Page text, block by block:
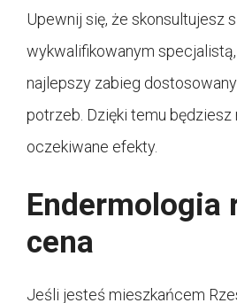
Upewnij się, że skonsultujesz
wykwalifikowanym
najlepszy zabieg
potrzeb. Dzięki temu będziesz
oczekiwane efekty.
Endermologia
cena
Jeśli jesteś mieszkańcem